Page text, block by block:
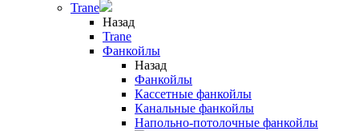
Trane
Назад
Trane
Фанкойлы
Назад
Фанкойлы
Кассетные фанкойлы
Канальные фанкойлы
Напольно-потолочные фанкойлы